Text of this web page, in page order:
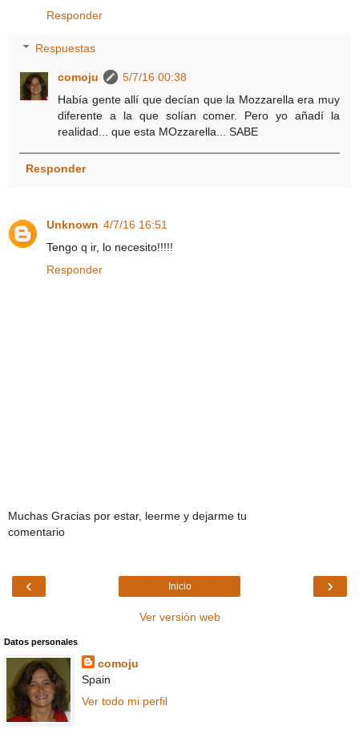
Responder
Respuestas
comoju
5/7/16 00:38
Había gente allí que decían que la Mozzarella era muy
diferente a la que solían comer. Pero yo añadí la
realidad... que esta MOzzarella... SABE
Responder
Unknown 4/7/16 16:51
Tengo q ir, lo necesito!!!!!
Responder
Muchas Gracias por estar, leerme y dejarme tu
comentario
‹ ›
Inicio
Ver versión web
Datos personales
comoju
Spain
Ver todo mi perfil